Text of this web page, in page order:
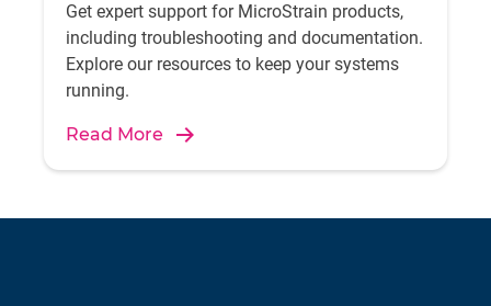
Get expert support for MicroStrain products,
including troubleshooting and documentation.
Explore our resources to keep your systems
running.
Read More